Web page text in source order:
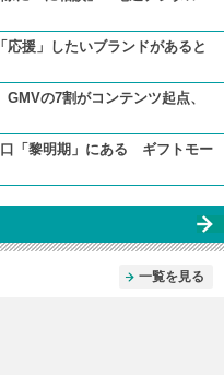
援」したいブランドがあると
の7割がコンテンツ起点、
「黎明期」にある ギフトモー
一覧を見る